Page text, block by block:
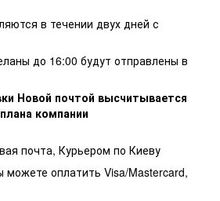
в течении двух дней с
до 16:00 будут отправлены в
Новой почтой высчитывается
компании
почта, Курьером по Киеву
можете оплатить Visa/Mastercard,